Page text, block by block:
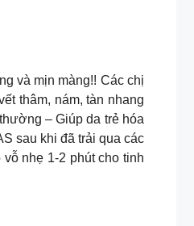
và mịn màng!! Các chị
thâm, nám, tàn nhang
– Giúp da trẻ hóa
sau khi đã trải qua các
nhẹ 1-2 phút cho tinh